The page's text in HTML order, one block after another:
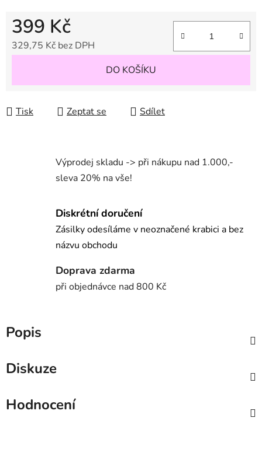
399 Kč
329,75 Kč bez DPH
DO KOŠÍKU
Tisk Zeptat se Sdílet
Výprodej skladu -> při nákupu nad 1.000,-
sleva 20% na vše!
Diskrétní doručení
Zásilky odesíláme v neoznačené krabici a bez
názvu obchodu
Doprava zdarma
při objednávce nad 800 Kč
Popis
Diskuze
Hodnocení